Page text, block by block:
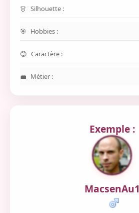
Silhouette :
Hobbies :
Caractère :
Métier :
Exemple :
MacsenAu1